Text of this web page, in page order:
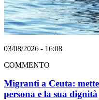
03/08/2026 - 16:08
COMMENTO
Migranti a Ceuta:
persona e la sua dignità